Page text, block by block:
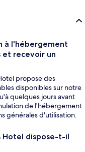
à l'hébergement
et recevoir un
propose des
disponibles sur notre
quelques jours avant
de l'hébergement
générales d'utilisation.
Hotel dispose-t-il